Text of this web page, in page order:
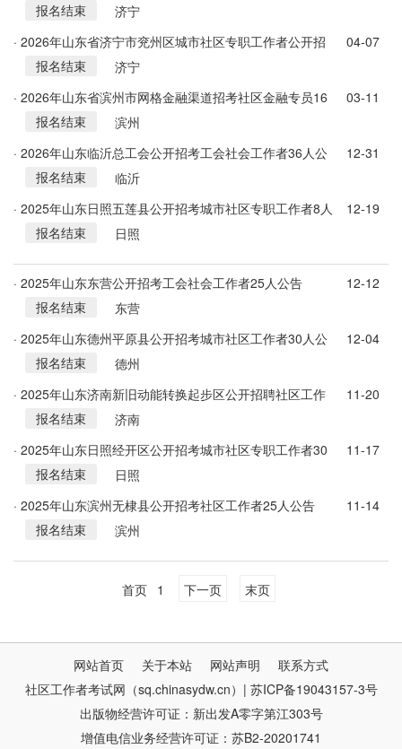
报名结束
济宁
· 2026年山东省济宁市兖州区城市社区专职工作者公开招
考50人简章
04-07
报名结束
济宁
· 2026年山东省滨州市网格金融渠道招考社区金融专员16
人公告
03-11
报名结束
滨州
· 2026年山东临沂总工会公开招考工会社会工作者36人公
12-31
报名结束
临沂
· 2025年山东日照五莲县公开招考城市社区专职工作者8人
公告
12-19
报名结束
日照
· 2025年山东东营公开招考工会社会工作者25人公告
12-12
报名结束
东营
· 2025年山东德州平原县公开招考城市社区工作者30人公
12-04
报名结束
德州
· 2025年山东济南新旧动能转换起步区公开招聘社区工作
者30人公告
11-20
报名结束
济南
· 2025年山东日照经开区公开招考城市社区专职工作者30
人公告
11-17
报名结束
日照
· 2025年山东滨州无棣县公开招考社区工作者25人公告
11-14
报名结束
滨州
首页 1 下一页 末页
网站首页 关于本站 网站声明
联系方式
社区工作者考试网（sq.chinasydw.cn）| 苏ICP备19043157-3号
出版物经营许可证：新出发A零字第江303号
增值电信业务经营许可证：苏B2-20201741